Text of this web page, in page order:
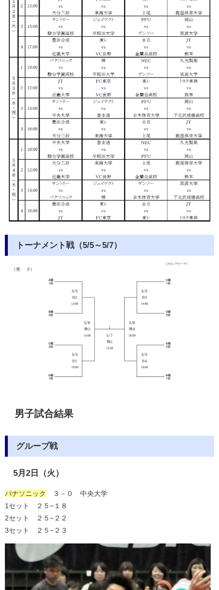
トーナメント戦（5/5～5/7）
男子試合結果
グループ戦
5月2日（火）
パナソニック
３－０ 中央大学
1セット ２５−１８
2セット ２５−２２
3セット ２５−２３